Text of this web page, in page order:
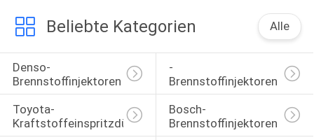
Beliebte Kategorien Alle
Denso-
Brennstoffinjektoren
-
Brennstoffinjektoren
Toyota-
Kraftstoffeinspritzdüse
Bosch-
Brennstoffinjektoren